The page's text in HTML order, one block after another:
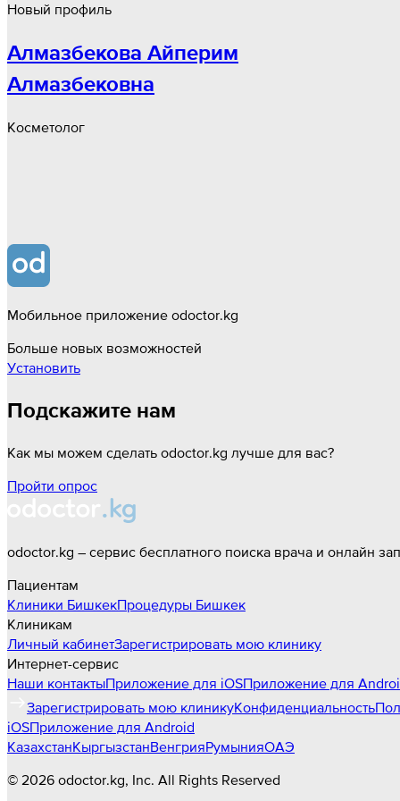
Новый профиль
Алмазбекова Айперим
Алмазбековна
Косметолог
Мобильное приложение odoctor.kg
Больше новых возможностей
Установить
Подскажите нам
Как мы можем сделать odoctor.kg лучше для вас?
Пройти опрос
odoctor.kg – сервис бесплатного поиска врача и онлайн
Пациентам
Клиники БишкекПроцедуры Бишкек
Клиникам
Личный кабинетЗарегистрировать мою клинику
Интернет-сервис
Наши контактыПриложение для iOSПриложение для
Зарегистрировать мою клиникуКонфиденциальность
iOSПриложение для Android
КазахстанКыргызстанВенгрияРумынияОАЭ
© 2026 odoctor.kg, Inc. All Rights Reserved